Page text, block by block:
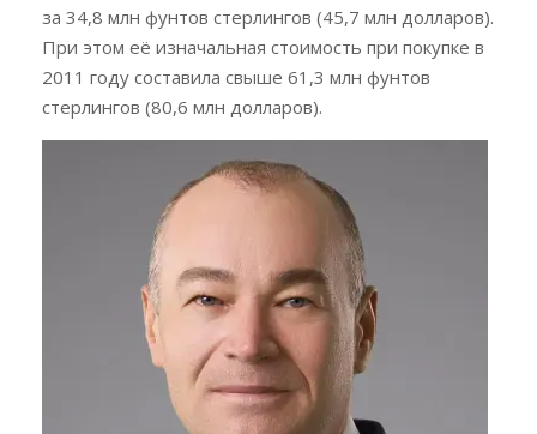
за 34,8 млн фунтов стерлингов (45,7 млн долларов).
При этом её изначальная стоимость при покупке в
2011 году составила свыше 61,3 млн фунтов
стерлингов (80,6 млн долларов).